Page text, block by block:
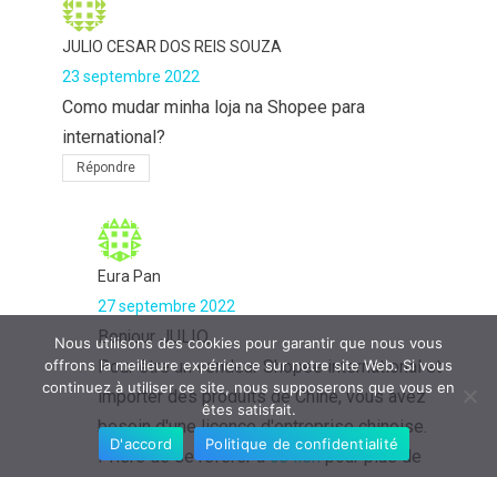
JULIO CESAR DOS REIS SOUZA
23 septembre 2022
Como mudar minha loja na Shopee para
international?
Répondre
Eura Pan
27 septembre 2022
Bonjour JULIO,
Pour être un vendeur Shopee international et
importer des produits de Chine, vous avez
besoin d'une licence d'entreprise chinoise.
Prière de se référer àce lienpour plus de
Nous utilisons des cookies pour garantir que nous vous
offrons la meilleure expérience sur notre site Web. Si vous
continuez à utiliser ce site, nous supposerons que vous en
êtes satisfait.
D'accord
Politique de confidentialité